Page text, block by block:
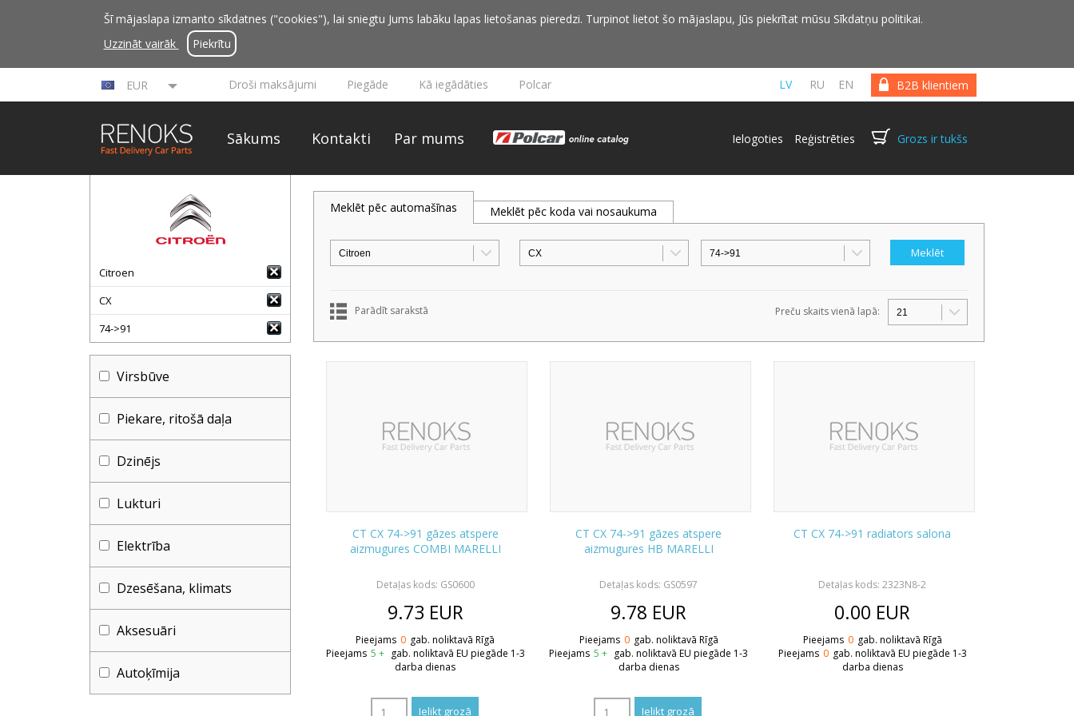
Šī mājaslapa izmanto sīkdatnes ("cookies"), lai sniegtu Jums labāku lapas lietošanas pieredzi. Turpinot lietot šo mājaslapu, Jūs piekrītat mūsu Sīkdatņu politikai.
Uzzināt vairāk
Piekrītu
EUR B2B klientiem
LV RU EN
Droši maksājumi Piegāde Kā iegādāties Polcar
Sākums Kontakti Par mums Ielogoties Reģistrēties Grozs ir tukšs
Citroen
CX
74->91
Virsbūve
Piekare, ritošā daļa
Dzinējs
Lukturi
Elektrība
Dzesēšana, klimats
Aksesuāri
Autoķīmija
Meklēt pēc automašīnas Meklēt pēc koda vai nosaukuma
Parādīt sarakstā Preču skaits vienā lapā:
CT CX 74->91 gāzes atspere
aizmugures COMBI MARELLI
Detaļas kods: GS0600
9.73 EUR
Pieejams 0 gab. noliktavā Rīgā
Pieejams 5 + gab. noliktavā EU piegāde 1-3
darba dienas
CT CX 74->91 gāzes atspere
aizmugures HB MARELLI
Detaļas kods: GS0597
9.78 EUR
Pieejams 0 gab. noliktavā Rīgā
Pieejams 5 + gab. noliktavā EU piegāde 1-3
darba dienas
CT CX 74->91 radiators salona
Detaļas kods: 2323N8-2
0.00 EUR
Pieejams 0 gab. noliktavā Rīgā
Pieejams 0 gab. noliktavā EU piegāde 1-3
darba dienas